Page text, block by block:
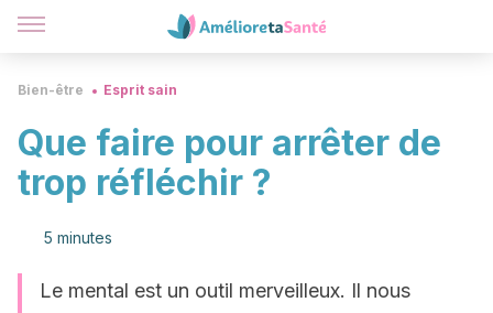
Bien-être Esprit sain
Que faire pour arrêter de
trop réfléchir ?
5 minutes
Le mental est un outil merveilleux. Il nous